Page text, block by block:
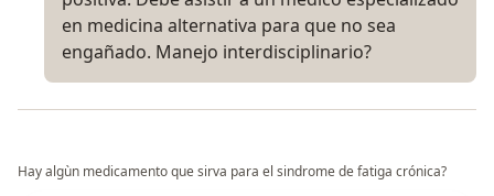
Colombia - Maestría Medicina Alternativa Facultad de
Medicina. Electiva Profundización Docencia y
Monitoria. Trabajo de Grado: Caracterización y Análisis
TITULO COMO LICENCIADO EN MEDICINA: ESPAÑA.
en medicina alternativa para que no sea
engañado. Manejo interdisciplinario?
Hay algùn medicamento que sirva para el sindrome de fatiga crónica?